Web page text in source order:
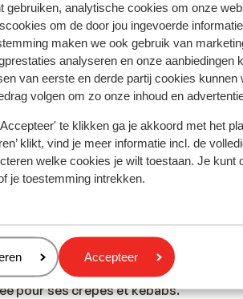
gebruiken, analytische cookies om onze
om de door jou ingevoerde
maken we ook gebruik van
analyseren en onze aanbiedingen
van eerste en derde partij cookies kunnen
volgen om zo onze inhoud en
te klikken ga je akkoord met het
klikt, vind je meer informatie incl. de
welke cookies je wilt toestaan. Je kunt
je toestemming intrekken.
Accepteer
est la lire turque. Étant donné
contact avec votre banque et
souvent accepté et il est possible d’en
de donner 10% de pourboires.
à celui en Belgique : 220 volts.
l'eau de robinet.
pour ses crêpes et kebabs.